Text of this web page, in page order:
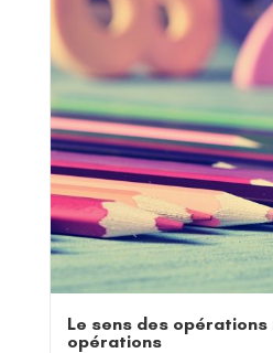
Le sens des opérations
opérations